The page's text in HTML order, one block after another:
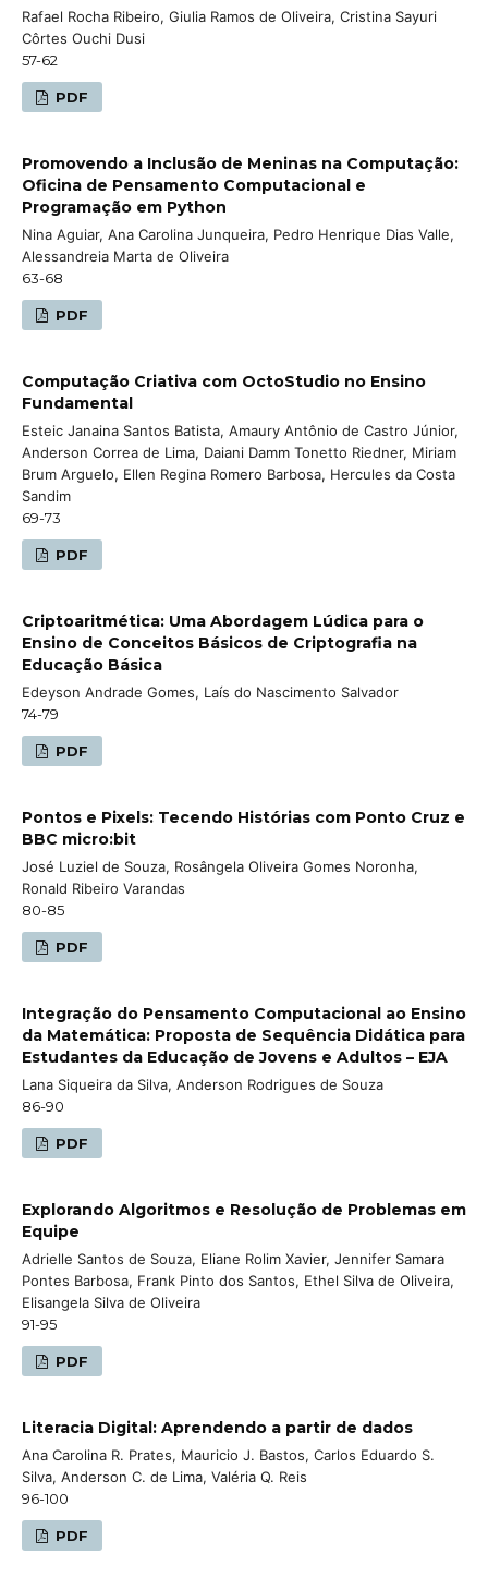
Rafael Rocha Ribeiro, Giulia Ramos de Oliveira, Cristina Sayuri
Côrtes Ouchi Dusi
57-62
PDF
Promovendo a Inclusão de Meninas na Computação:
Oficina de Pensamento Computacional e
Programação em Python
Nina Aguiar, Ana Carolina Junqueira, Pedro Henrique Dias Valle,
Alessandreia Marta de Oliveira
63-68
PDF
Computação Criativa com OctoStudio no Ensino
Fundamental
Esteic Janaina Santos Batista, Amaury Antônio de Castro Júnior,
Anderson Correa de Lima, Daiani Damm Tonetto Riedner, Miriam
Brum Arguelo, Ellen Regina Romero Barbosa, Hercules da Costa
Sandim
69-73
PDF
Criptoaritmética: Uma Abordagem Lúdica para o
Ensino de Conceitos Básicos de Criptografia na
Educação Básica
Edeyson Andrade Gomes, Laís do Nascimento Salvador
74-79
PDF
Pontos e Pixels: Tecendo Histórias com Ponto Cruz e
BBC micro:bit
José Luziel de Souza, Rosângela Oliveira Gomes Noronha,
Ronald Ribeiro Varandas
80-85
PDF
Integração do Pensamento Computacional ao Ensino
da Matemática: Proposta de Sequência Didática para
Estudantes da Educação de Jovens e Adultos – EJA
Lana Siqueira da Silva, Anderson Rodrigues de Souza
86-90
PDF
Explorando Algoritmos e Resolução de Problemas em
Equipe
Adrielle Santos de Souza, Eliane Rolim Xavier, Jennifer Samara
Pontes Barbosa, Frank Pinto dos Santos, Ethel Silva de Oliveira,
Elisangela Silva de Oliveira
91-95
PDF
Literacia Digital: Aprendendo a partir de dados
Ana Carolina R. Prates, Mauricio J. Bastos, Carlos Eduardo S.
Silva, Anderson C. de Lima, Valéria Q. Reis
96-100
PDF